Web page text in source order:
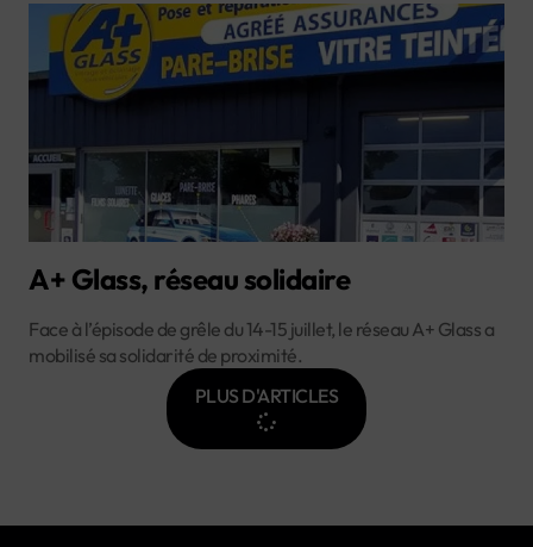
A+ Glass, réseau solidaire
Face à l’épisode de grêle du 14-15 juillet, le réseau A+ Glass a
mobilisé sa solidarité de proximité.
PLUS D'ARTICLES